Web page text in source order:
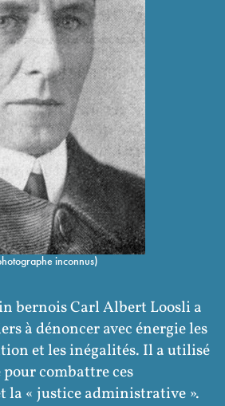
inconnus)
bernois Carl Albert Loosli a
à dénoncer avec énergie les
et les inégalités. Il a utilisé
combattre ces
la « justice administrative ».